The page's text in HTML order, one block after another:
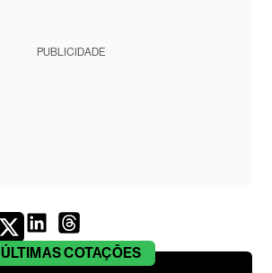
PUBLICIDADE
ÚLTIMASCOTAÇÕES